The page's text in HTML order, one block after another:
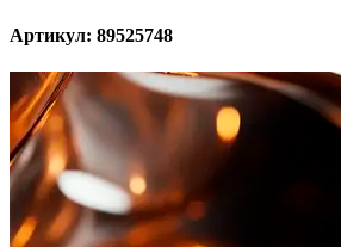
Артикул: 89525748